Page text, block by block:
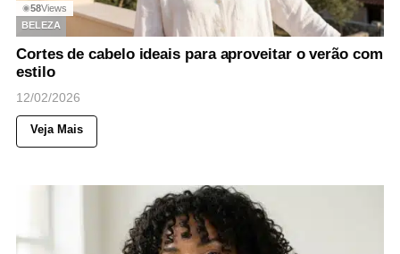
◉58Views
BELEZA
Cortes de cabelo ideais para aproveitar o verão com
estilo
12/02/2026
Veja Mais